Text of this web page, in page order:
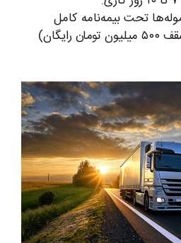
تحت بیمه‌نامه کامل
داخلی و بین‌المللی (تا سقف ۵۰۰ میلیون تومان رایگان)